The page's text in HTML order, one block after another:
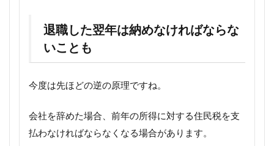
退職した翌年は納めなければならな
いことも
今度は先ほどの逆の原理ですね。
会社を辞めた場合、前年の所得に対する住民税を支
払わなければならなくなる場合があります。